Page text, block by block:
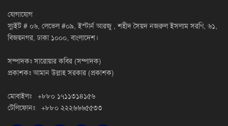
যোগাযোগ
স্যুইট # ০৬, লেভেল #০৯, ইস্টার্ন আরজু , শহীদ সৈয়দ নজরুল ইসলাম সরণি, ৬১,
বিজয়নগর, ঢাকা ১০০০, বাংলাদেশ।
সম্পাদকঃ সারোয়ার কবির (সম্পাদক)
প্রকাশকঃ আমান উল্লাহ সরকার (প্রকাশক)
মোবাইলঃ +৮৮০ ১৭১১৩১৪১৫৬
টেলিফোনঃ +৮৮০ ২২২৬৬৬৫৫৩৩